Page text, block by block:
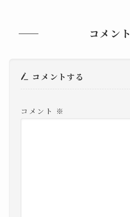
コメント
コメントする
コメント ※